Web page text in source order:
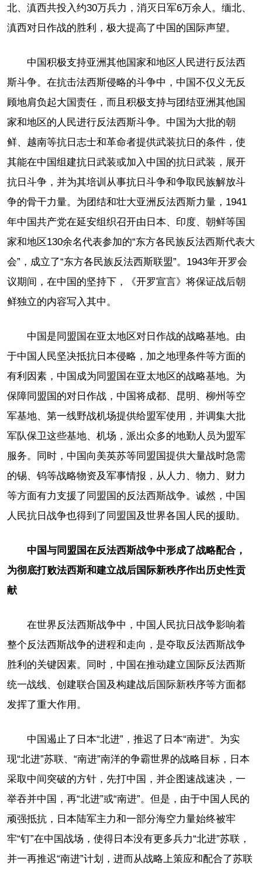
北、滇西共投入约30万兵力，消灭日军6万余人。缅北、
滇西对日作战的胜利，极大提高了中国的国际声望。
中国积极支持亚洲其他国家和地区人民进行反法西
斯斗争。在抗击法西斯侵略的斗争中，中国不仅义无反
顾地肩负起大国责任，而且积极支持与团结亚洲其他国
家和地区的人民进行反法西斯斗争。中国为大批的朝
鲜、越南等抗日志士和革命者提供武装抗日的条件，使
其能在中国组建抗日武装或加入中国的抗日武装，展开
抗日斗争，并为其培训从事抗日斗争和争取民族解放斗
争的骨干力量。为团结和壮大亚洲反法西斯力量，1941
年中国共产党在延安组织召开由日本、印度、朝鲜等国
家和地区130余名代表参加的“东方各民族反法西斯代表大
会”，成立了“东方各民族反法西斯联盟”。1943年开罗会
议期间，在中国的坚持下，《开罗宣言》将保证战后朝
鲜独立的内容写入其中。
中国是同盟国在亚太地区对日作战的战略基地。由
于中国人民坚决抵抗日本侵略，加之地理条件等方面的
有利因素，中国成为同盟国在亚太地区的战略基地。为
保障同盟国的对日作战，中国将成都、昆明、柳州等空
军基地、第一线野战机场提供给盟军使用，并调集大批
军队保卫这些基地、机场，派出众多的地勤人员为盟军
服务。同时，中国向美英苏等同盟国提供大量战时急需
的锡、钨等战略物资及军事情报，从人力、物力、财力
等方面有力支援了同盟国的反法西斯战争。诚然，中国
人民抗日战争也得到了同盟国及世界各国人民的援助。
中国与同盟国在反法西斯战争中形成了战略配合，
为彻底打败法西斯和建立战后国际新秩序作出历史性贡
献
在世界反法西斯战争中，中国人民抗日战争影响着
整个反法西斯战争的进程和走向，是夺取反法西斯战争
胜利的关键因素。同时，中国在推动建立国际反法西斯
统一战线、创建联合国及构建战后国际新秩序等方面都
发挥了重大作用。
中国遏止了日本“北进”，推迟了日本“南进”。为实
现“北进”苏联、“南进”南洋的争霸世界的战略目标，日本
采取中间突破的方针，先打中国，并企图速战速决，一
举吞并中国，再“北进”或“南进”。但是，由于中国人民的
顽强抵抗，日本陆军主力和一部分海空力量始终被牢
牢“钉”在中国战场，使得日本没有更多兵力“北进”苏联，
并一再推迟“南进”计划，进而从战略上策应和配合了苏联